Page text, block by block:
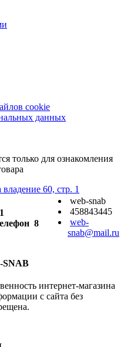
cookie
данных
только для ознакомления
60, стр. 1
8
web-snab
458843445
web-
snab@mail.ru
SNAB
интернет-магазина
с сайта без